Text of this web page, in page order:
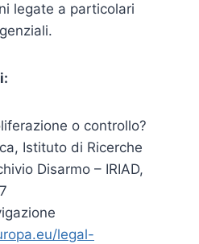
legate a particolari
o controllo?
Istituto di Ricerche
Disarmo – IRIAD,
legal-